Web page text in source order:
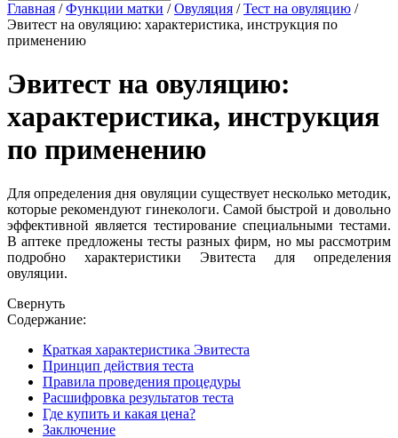
Главная /Функции матки /Овуляция /Тест на овуляцию /
Эвитест на овуляцию: характеристика, инструкция по
применению
Эвитест на овуляцию:
характеристика, инструкция
по применению
Для определения дня овуляции существует несколько методик,
которые рекомендуют гинекологи. Самой быстрой и довольно
эффективной является тестирование специальными тестами.
В аптеке предложены тесты разных фирм, но мы рассмотрим
подробно характеристики Эвитеста для определения
овуляции.
Свернуть
Содержание:
Краткая характеристика Эвитеста
Принцип действия теста
Правила проведения процедуры
Расшифровка результатов теста
Где купить и какая цена?
Заключение